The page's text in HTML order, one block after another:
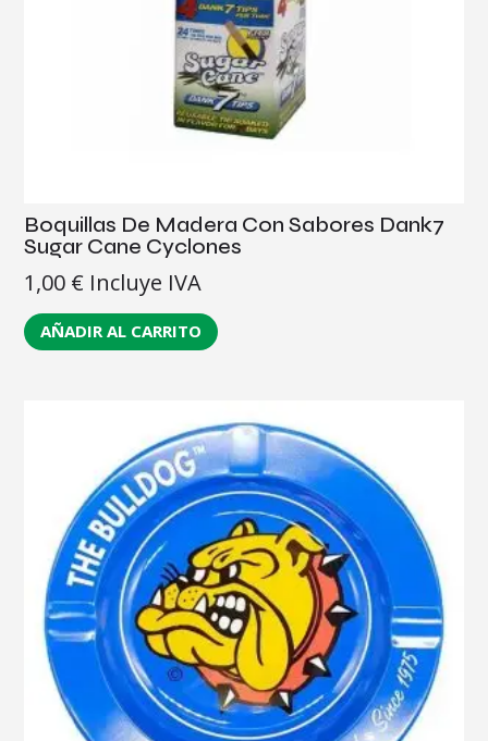
Boquillas De Madera Con Sabores Dank7
Sugar Cane Cyclones
1,00 € Incluye IVA
AÑADIR AL CARRITO